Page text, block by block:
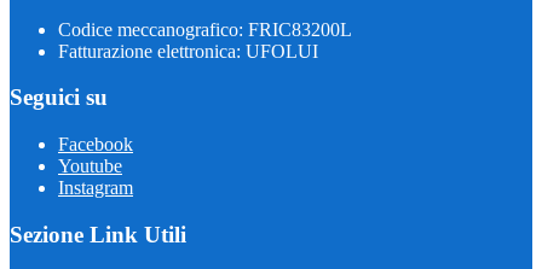
Codice meccanografico: FRIC83200L
Fatturazione elettronica: UFOLUI
Seguici su
Facebook
Youtube
Instagram
Sezione Link Utili